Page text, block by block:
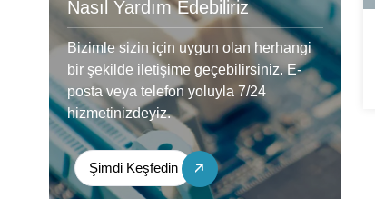
Nasıl Yardım Edebiliriz
Bizimle sizin için uygun olan herhangi
bir şekilde iletişime geçebilirsiniz. E-
posta veya telefon yoluyla 7/24
hizmetinizdeyiz.
Şimdi Keşfedin